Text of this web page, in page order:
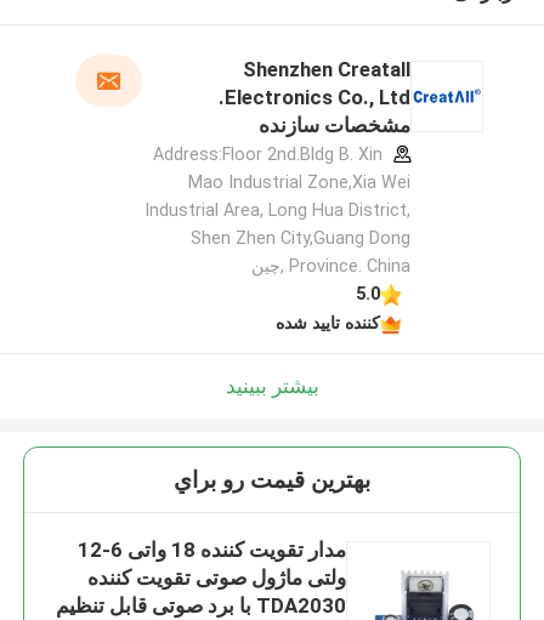
Shenzhen Creatall
Electronics Co., Ltd.
مشخصات سازنده
Address:Floor 2nd.Bldg B. Xin
Mao Industrial Zone,Xia Wei
Industrial Area, Long Hua District,
Shen Zhen City,Guang Dong
Province. China ,چین
5.0
کننده تایید شده
بیشتر ببینید
بهترين قيمت رو براي
مدار تقویت کننده 18 واتی 6-12
ولتی ماژول صوتی تقویت کننده
TDA2030 با برد صوتی قابل تنظیم